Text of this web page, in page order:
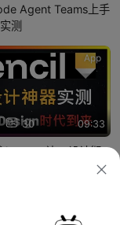
Agent Teams上手
测
30 09:33
App
！Pencil让UI设计彻
同时生成多个专业级